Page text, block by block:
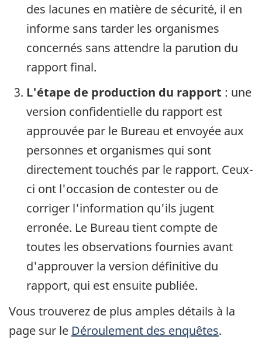
des lacunes en matière de sécurité, il en
informe sans tarder les organismes
concernés sans attendre la parution du
rapport final.
L'étape de production du rapport : une
version confidentielle du rapport est
approuvée par le Bureau et envoyée aux
personnes et organismes qui sont
directement touchés par le rapport. Ceux-
ci ont l'occasion de contester ou de
corriger l'information qu'ils jugent
erronée. Le Bureau tient compte de
toutes les observations fournies avant
d'approuver la version définitive du
rapport, qui est ensuite publiée.
Vous trouverez de plus amples détails à la
page sur le Déroulement des enquêtes.